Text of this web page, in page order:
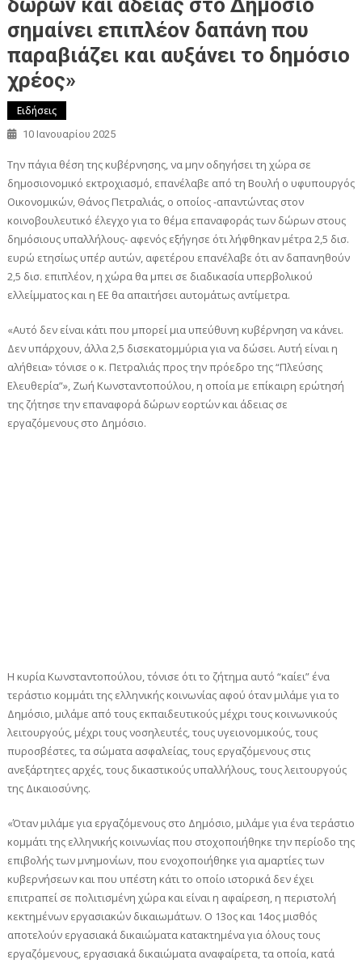
δώρων και άδειας στο Δημόσιο
σημαίνει επιπλέον δαπάνη που
παραβιάζει και αυξάνει το δημόσιο
χρέος»
Ειδήσεις
10 Ιανουαρίου 2025
Την πάγια θέση της κυβέρνησης, να μην οδηγήσει τη χώρα σε
δημοσιονομικό εκτροχιασμό, επανέλαβε από τη Βουλή ο υφυπουργός
Οικονομικών, Θάνος Πετραλιάς, ο οποίος -απαντώντας στον
κοινοβουλευτικό έλεγχο για το θέμα επαναφοράς των δώρων στους
δημόσιους υπαλλήλους- αφενός εξήγησε ότι λήφθηκαν μέτρα 2,5 δισ.
ευρώ ετησίως υπέρ αυτών, αφετέρου επανέλαβε ότι αν δαπανηθούν
2,5 δισ. επιπλέον, η χώρα θα μπει σε διαδικασία υπερβολικού
ελλείμματος και η ΕΕ θα απαιτήσει αυτομάτως αντίμετρα.
«Αυτό δεν είναι κάτι που μπορεί μια υπεύθυνη κυβέρνηση να κάνει.
Δεν υπάρχουν, άλλα 2,5 δισεκατομμύρια για να δώσει. Αυτή είναι η
αλήθεια» τόνισε ο κ. Πετραλιάς προς την πρόεδρο της “Πλεύσης
Ελευθερία”», Ζωή Κωνσταντοπούλου, η οποία με επίκαιρη ερώτησή
της ζήτησε την επαναφορά δώρων εορτών και άδειας σε
εργαζόμενους στο Δημόσιο.
Η κυρία Κωνσταντοπούλου, τόνισε ότι το ζήτημα αυτό “καίει” ένα
τεράστιο κομμάτι της ελληνικής κοινωνίας αφού όταν μιλάμε για το
Δημόσιο, μιλάμε από τους εκπαιδευτικούς μέχρι τους κοινωνικούς
λειτουργούς, μέχρι τους νοσηλευτές, τους υγειονομικούς, τους
πυροσβέστες, τα σώματα ασφαλείας, τους εργαζόμενους στις
ανεξάρτητες αρχές, τους δικαστικούς υπαλλήλους, τους λειτουργούς
της Δικαιοσύνης.
«Όταν μιλάμε για εργαζόμενους στο Δημόσιο, μιλάμε για ένα τεράστιο
κομμάτι της ελληνικής κοινωνίας που στοχοποιήθηκε την περίοδο της
επιβολής των μνημονίων, που ενοχοποιήθηκε για αμαρτίες των
κυβερνήσεων και που υπέστη κάτι το οποίο ιστορικά δεν έχει
επιτραπεί σε πολιτισμένη χώρα και είναι η αφαίρεση, η περιστολή
κεκτημένων εργασιακών δικαιωμάτων. Ο 13ος και 14ος μισθός
αποτελούν εργασιακά δικαιώματα κατακτημένα για όλους τους
εργαζόμενους, εργασιακά δικαιώματα αναφαίρετα, τα οποία, κατά